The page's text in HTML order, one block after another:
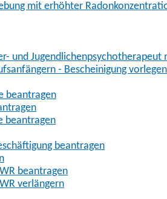
mit erhöhter
und
- Bescheinigung vorlegen
beantragen
beantragen
beantragen
beantragen
verlängern